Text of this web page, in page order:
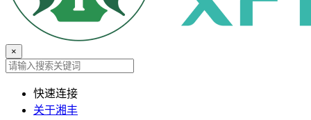
×
快速连接
关于湘丰